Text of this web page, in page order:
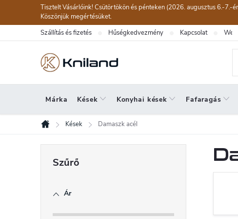
fő
tartalomhoz
Tisztelt Vásárlóink! Csütörtökön és pénteken (2026. augusztus 6.-
Köszönjük megértésüket.
Szállítás és fizetés Hűségkedvezmény Kapcsolat
Márka Kések Konyhai kések Fafaragás
Kezdőlap
Kések Damaszk acél
Ár